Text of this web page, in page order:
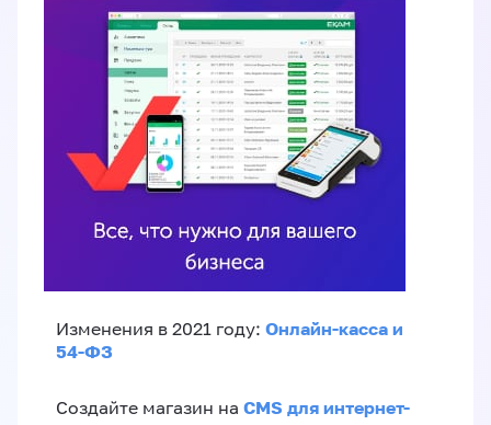
Изменения в 2021 году: Онлайн-касса и
54-ФЗ
Создайте магазин на CMS для интернет-